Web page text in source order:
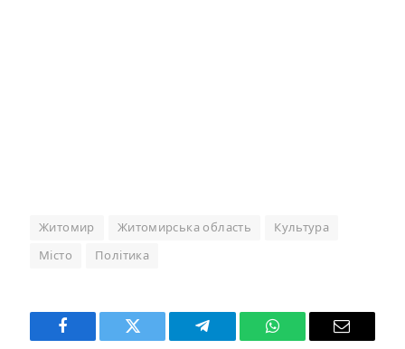
Житомир Житомирська область Культура
Місто Політика
Facebook Twitter Telegram WhatsAppEmail